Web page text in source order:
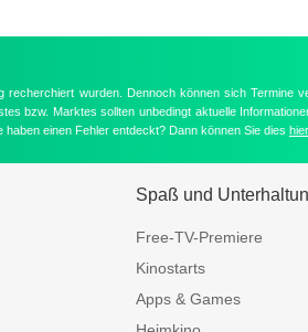
wurden. Dennoch können sich Termine
bzw. Marktes sollten unbedingt aktuelle
einen Fehler entdeckt? Dann können Sie dies hier
Spaß und
Free-TV-Premiere
Kinostarts
Apps & Games